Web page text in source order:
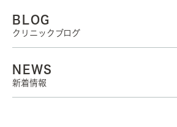
BLOG
クリニックブログ
NEWS
新着情報